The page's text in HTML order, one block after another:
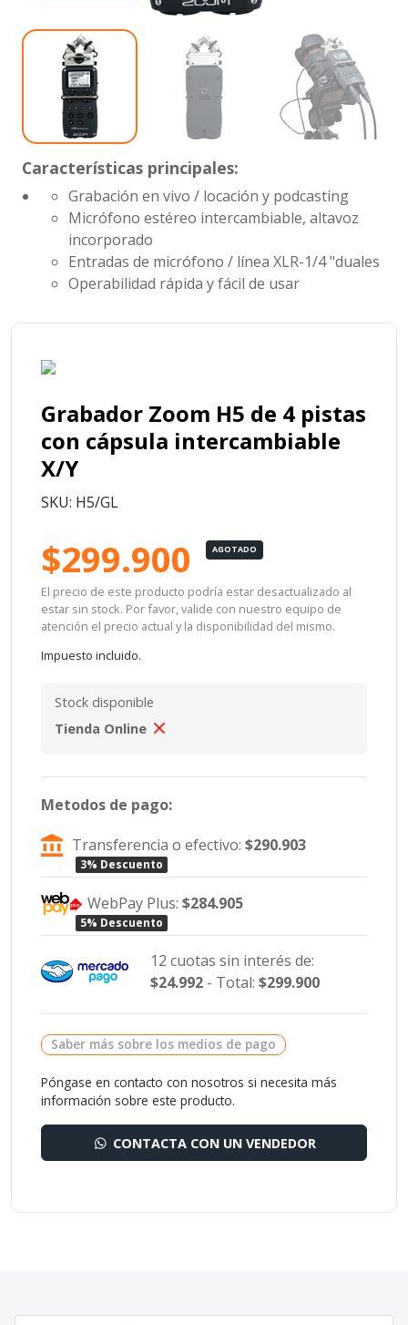
Características principales:
Grabación en vivo / locación y podcasting
Micrófono estéreo intercambiable, altavoz
incorporado
Entradas de micrófono / línea XLR-1/4 "duales
Operabilidad rápida y fácil de usar
Grabador Zoom H5 de 4 pistas
con cápsula intercambiable
X/Y
SKU: H5/GL
$299.900 AGOTADO
El precio de este producto podría estar desactualizado al
estar sin stock. Por favor, valide con nuestro equipo de
atención el precio actual y la disponibilidad del mismo.
Impuesto incluido.
Stock disponible
Tienda Online
Metodos de pago:
Transferencia o efectivo:$290.903
3% Descuento
WebPay Plus:$284.905
5% Descuento
12 cuotas sin interés de:
$24.992- Total: $299.900
Saber más sobre los medios de pago
Póngase en contacto con nosotros si necesita más
información sobre este producto.
CONTACTA CON UN VENDEDOR